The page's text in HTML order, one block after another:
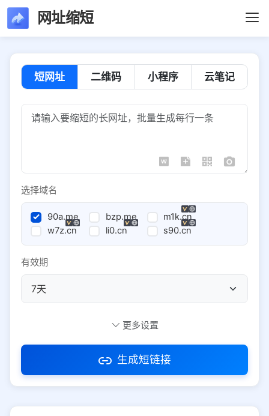
网址缩短
短网址 二维码 小程序 云笔记
选择域名
90a.me bzp.me
m1k.cn
w7z.cn
li0.cn s90.cn
有效期
访问密码
更多设置
生成短链接